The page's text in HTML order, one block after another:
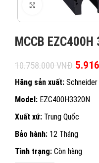
XEM ẢNH
MCCB
10.758.000VNĐ Giá
Hãng sản xuất: Schneider
Model: EZC400H3320N
Xuất xứ: Trung Quốc
Bảo hành: 12 Tháng
Tình trạng: Còn hàng